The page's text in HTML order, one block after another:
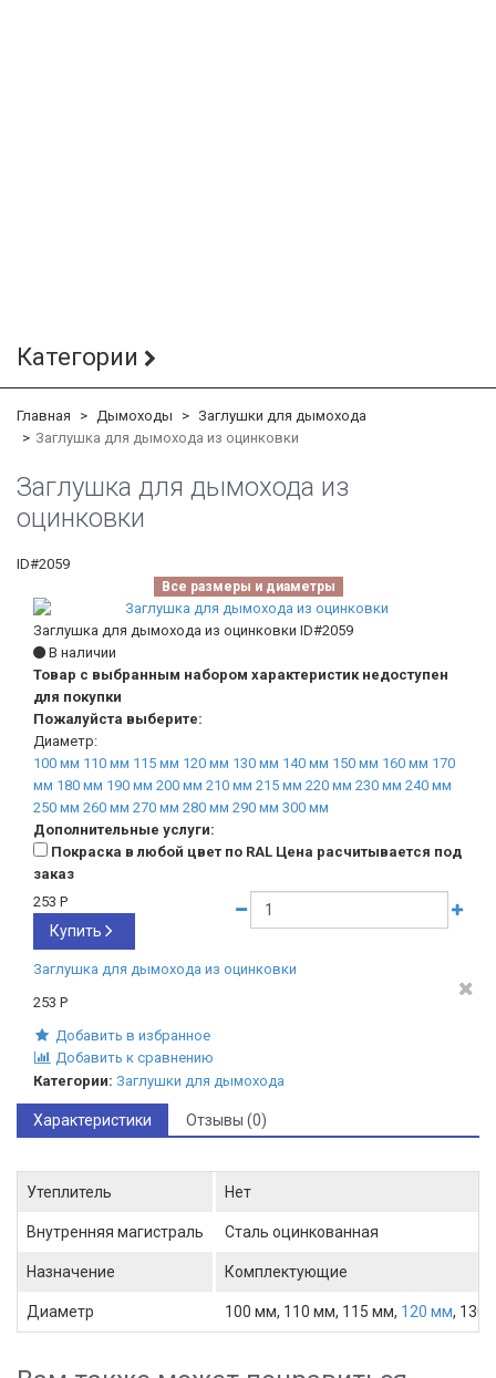
Категории
Главная Дымоходы
Заглушки для дымохода
Заглушка для дымохода из оцинковки
Заглушка для дымохода из
оцинковки
ID#2059
Все размеры и диаметры
Заглушка для дымохода из оцинковки ID#2059
В наличии
Товар с выбранным набором характеристик недоступен
для покупки
Пожалуйста выберите:
Диаметр:
100 мм 110 мм 115 мм 120 мм 130 мм 140 мм 150 мм 160 мм 170
мм 180 мм 190 мм 200 мм 210 мм 215 мм 220 мм 230 мм 240 мм
250 мм 260 мм 270 мм 280 мм 290 мм 300 мм
Дополнительные услуги:
Покраска в любой цвет по RAL Цена расчитывается под
заказ
253 Р
Купить
Заглушка для дымохода из оцинковки
253 Р
Добавить в избранное
Добавить к сравнению
Категории: Заглушки для дымохода
Характеристики Отзывы (0)
Утеплитель Нет
Внутренняя магистраль Сталь оцинкованная
Назначение Комплектующие
Диаметр 100 мм, 110 мм, 115 мм, 120 мм, 130